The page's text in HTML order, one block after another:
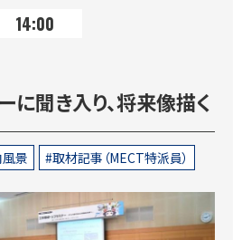
14:00
に聞き入り、将来像描く
景 取材記事（MECT特派員）